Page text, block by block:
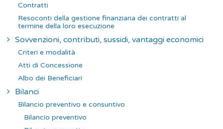
Contratti
Resoconti della gestione finanziaria dei contratti al
termine della loro esecuzione
Sovvenzioni, contributi, sussidi, vantaggi economici
Criteri e modalità
Atti di Concessione
Albo dei Beneficiari
Bilanci
Bilancio preventivo e consuntivo
Bilancio preventivo